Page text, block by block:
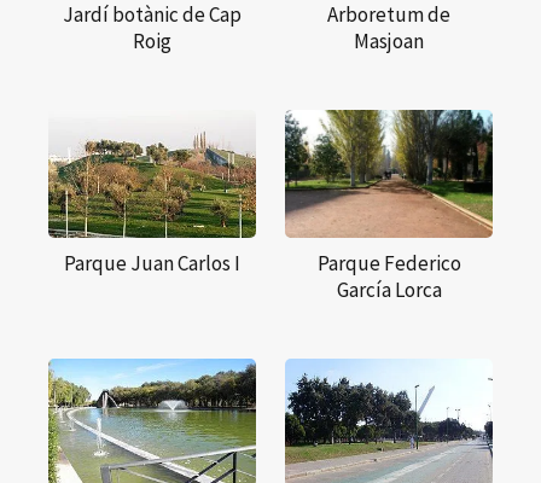
Jardí botànic de Cap
Roig
Arboretum de
Masjoan
Parque Juan Carlos I
Parque Federico
García Lorca